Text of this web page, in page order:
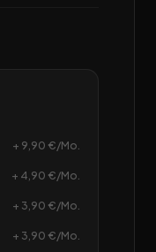
+ 9,90 €/Mo.
+ 4,90 €/Mo.
+ 3,90 €/Mo.
+ 3,90 €/Mo.